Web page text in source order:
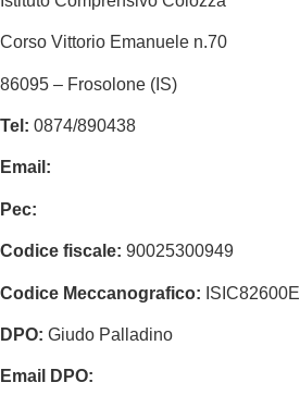
Corso Vittorio Emanuele n.70
86095 – Frosolone (IS)
Tel: 0874/890438
Email:
Pec:
Codice fiscale: 90025300949
Codice Meccanografico: ISIC82600E
DPO: Giudo Palladino
Email DPO: